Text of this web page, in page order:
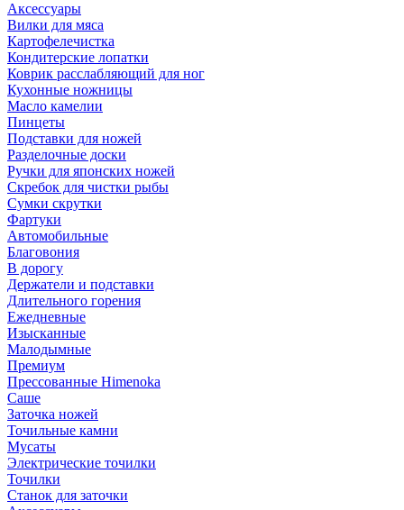
Аксессуары
Вилки для мяса
Картофелечистка
Кондитерские лопатки
Коврик расслабляющий для ног
Кухонные ножницы
Масло камелии
Пинцеты
Подставки для ножей
Разделочные доски
Ручки для японских ножей
Скребок для чистки рыбы
Сумки скрутки
Фартуки
Автомобильные
Благовония
В дорогу
Держатели и подставки
Длительного горения
Ежедневные
Изысканные
Малодымные
Премиум
Прессованные Himenoka
Саше
Заточка ножей
Точильные камни
Мусаты
Электрические точилки
Точилки
Станок для заточки